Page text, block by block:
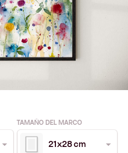
TAMAÑO DEL MARCO
21x28 cm